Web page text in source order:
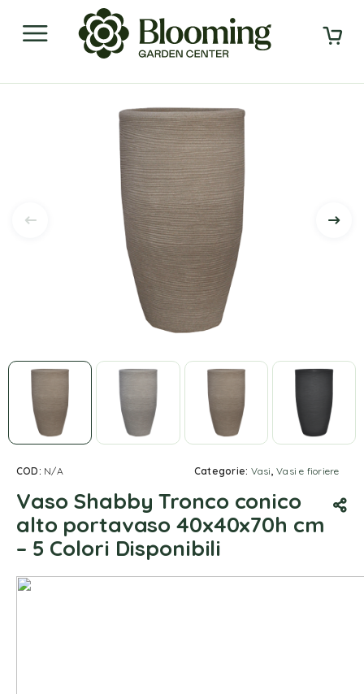
COD: N/A Categorie: Vasi,Vasi e fioriere
Vaso Shabby Tronco conico
alto portavaso 40x40x70h cm
– 5 Colori Disponibili